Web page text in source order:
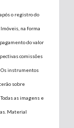
o registro do
na forma
do valor
comissões
Os instrumentos
sobre
as imagens e
Material